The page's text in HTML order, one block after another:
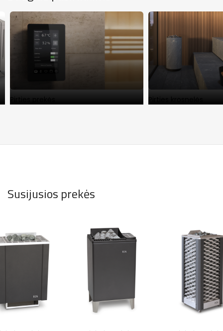
Pirties prekės Pirties krosnelės
Susijusios prekės